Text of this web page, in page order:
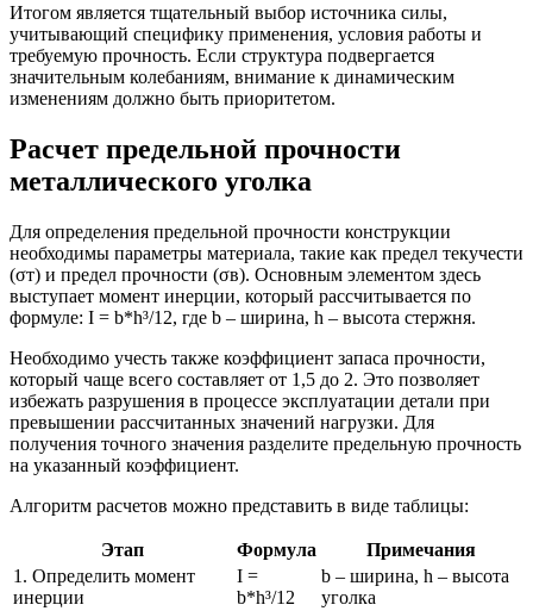
Итогом является тщательный выбор источника силы,
учитывающий специфику применения, условия работы и
требуемую прочность. Если структура подвергается
значительным колебаниям, внимание к динамическим
изменениям должно быть приоритетом.
Расчет предельной прочности
металлического уголка
Для определения предельной прочности конструкции
необходимы параметры материала, такие как предел текучести
(σт) и предел прочности (σв). Основным элементом здесь
выступает момент инерции, который рассчитывается по
формуле: I = b*h³/12, где b – ширина, h – высота стержня.
Необходимо учесть также коэффициент запаса прочности,
который чаще всего составляет от 1,5 до 2. Это позволяет
избежать разрушения в процессе эксплуатации детали при
превышении рассчитанных значений нагрузки. Для
получения точного значения разделите предельную прочность
на указанный коэффициент.
Алгоритм расчетов можно представить в виде таблицы:
Этап Формула
Примечания
1. Определить момент
инерции
I =
b*h³/12
b – ширина, h – высота
уголка